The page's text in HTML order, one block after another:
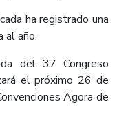
ha registrado una
al año.
del 37 Congreso
el próximo 26 de
Agora de